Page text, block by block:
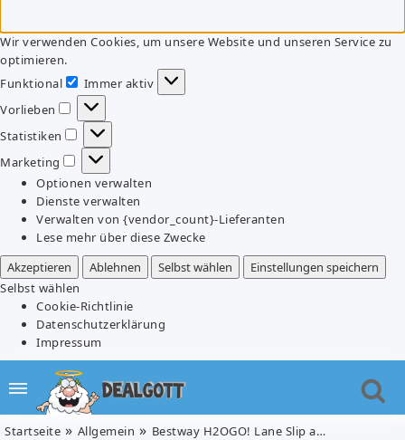
Wir verwenden Cookies, um unsere Website und unseren Service zu
optimieren.
Funktional
Funktional
Immer aktiv
Vorlieben
Vorlieben
Statistiken
Statistiken
Marketing
Marketing
Optionen verwalten
Dienste verwalten
Verwalten von {vendor_count}-Lieferanten
Lese mehr über diese Zwecke
Akzeptieren
Ablehnen Selbst wählen
Einstellungen speichern
Selbst wählen
Cookie-Richtlinie
Datenschutzerklärung
Impressum
Startseite Allgemein Bestway H2OGO! Lane Slip and Slide Doppel-Wasserrutsche für 11,89€ (Vergleich: 15,05€)